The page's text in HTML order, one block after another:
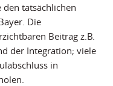
tatsächlichen
Die
Beitrag z.B.
der Integration; viele
in